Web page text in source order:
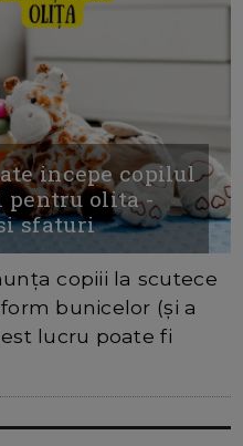
incepe copilul
pentru olita -
sfaturi
copiii la scutece
bunicelor (și a
lucru poate fi